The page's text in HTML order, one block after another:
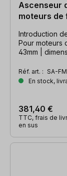
Ascenseur
moteurs de
Introduction
Pour moteurs
43mm |
Réf. art. : SA-
En stock,
381,40 €
TTC, frais de
en sus